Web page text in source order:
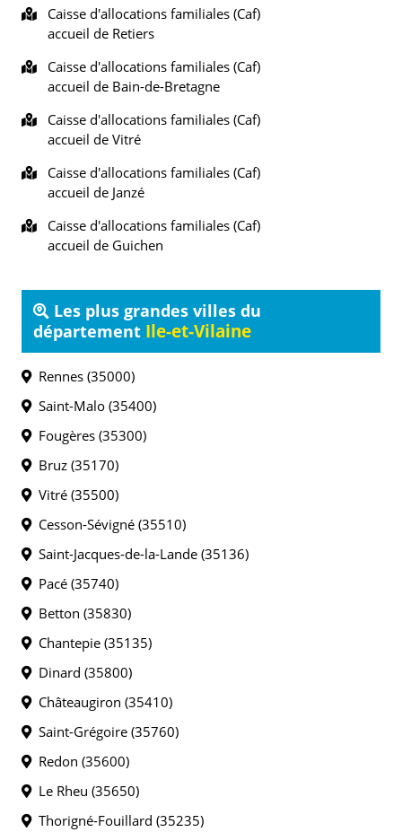
Caisse d'allocations familiales (Caf)
accueil de Retiers
Caisse d'allocations familiales (Caf)
accueil de Bain-de-Bretagne
Caisse d'allocations familiales (Caf)
accueil de Vitré
Caisse d'allocations familiales (Caf)
accueil de Janzé
Caisse d'allocations familiales (Caf)
accueil de Guichen
Les plus grandes villes du
département Ile-et-Vilaine
Rennes (35000)
Saint-Malo (35400)
Fougères (35300)
Bruz (35170)
Vitré (35500)
Cesson-Sévigné (35510)
Saint-Jacques-de-la-Lande (35136)
Pacé (35740)
Betton (35830)
Chantepie (35135)
Dinard (35800)
Châteaugiron (35410)
Saint-Grégoire (35760)
Redon (35600)
Le Rheu (35650)
Thorigné-Fouillard (35235)